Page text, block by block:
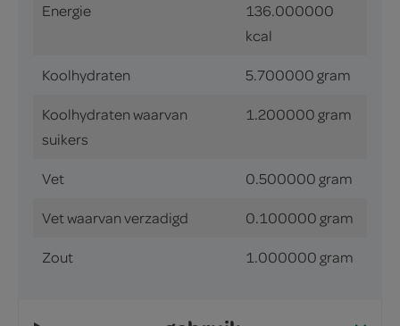
Energie
136.000000
kcal
Koolhydraten 5.700000 gram
Koolhydraten waarvan
suikers
1.200000 gram
Vet 0.500000 gram
Vet waarvan verzadigd 0.100000 gram
Zout 1.000000 gram